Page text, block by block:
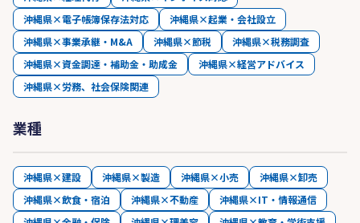
沖縄県×電子帳簿保存法対応
沖縄県×起業・会社設立
沖縄県×事業承継・M&A
沖縄県×節税
沖縄県×税務調査
沖縄県×資金調達・補助金・助成金
沖縄県×経営アドバイス
沖縄県×労務、社会保険関連
業種
沖縄県×建設 沖縄県×製造 沖縄県×小売
沖縄県×卸売
沖縄県×飲食・宿泊
沖縄県×不動産
沖縄県×IT・情報通信